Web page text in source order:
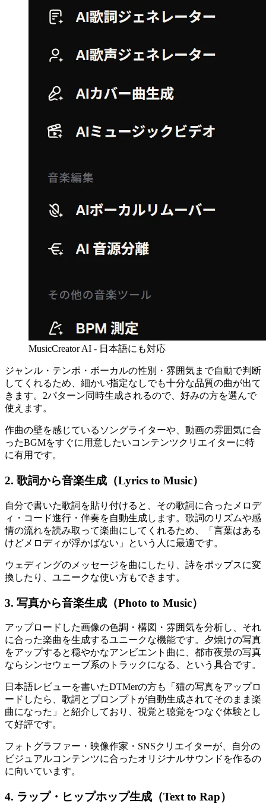
MusicCreator AI - 日本語にも対応
ジャンル・テンポ・ボーカルの性別・雰囲気まで自動で判断
してくれるため、細かい指定なしでも十分な品質の曲が出て
きます。2パターン同時生成されるので、好みの方を選んで
使えます。
作曲の壁を感じているソングライターや、動画の雰囲気に合
ったBGMをすぐに用意したいコンテンツクリエイターに特
に有用です。
2. 歌詞から音楽生成（Lyrics to Music）
自分で書いた歌詞を貼り付けると、その歌詞に合ったメロデ
ィ・コード進行・伴奏を自動生成します。歌詞のリズムや感
情の流れを読み取って楽曲にしてくれるため、「言葉はある
けどメロディが浮かばない」という人に最適です。
ウェディングのメッセージを曲にしたり、詩をポップスに変
換したり、ユニークな使い方もできます。
3. 写真から音楽生成（Photo to Music）
アップロードした画像の色調・構図・雰囲気を分析し、それ
に合った楽曲を生成するユニークな機能です。夕焼けの写真
をアップすると穏やかなアンビエント曲に、都市夜景の写真
ならシンセウェーブ系のトラックになる、という具合です。
日本語レビューを書いたDTMerの方も「猫の写真をアップロ
ードしたら、歌詞とプロンプトが自動生成されてそのまま楽
曲になった」と紹介しており、視覚と聴覚をつなぐ体験とし
て好評です。
フォトグラファー・映像作家・SNSクリエイターが、自分の
ビジュアルコンテンツに合ったオリジナルサウンドを作るの
に向いています。
4. ラップ・ヒップホップ生成（Text to Rap）